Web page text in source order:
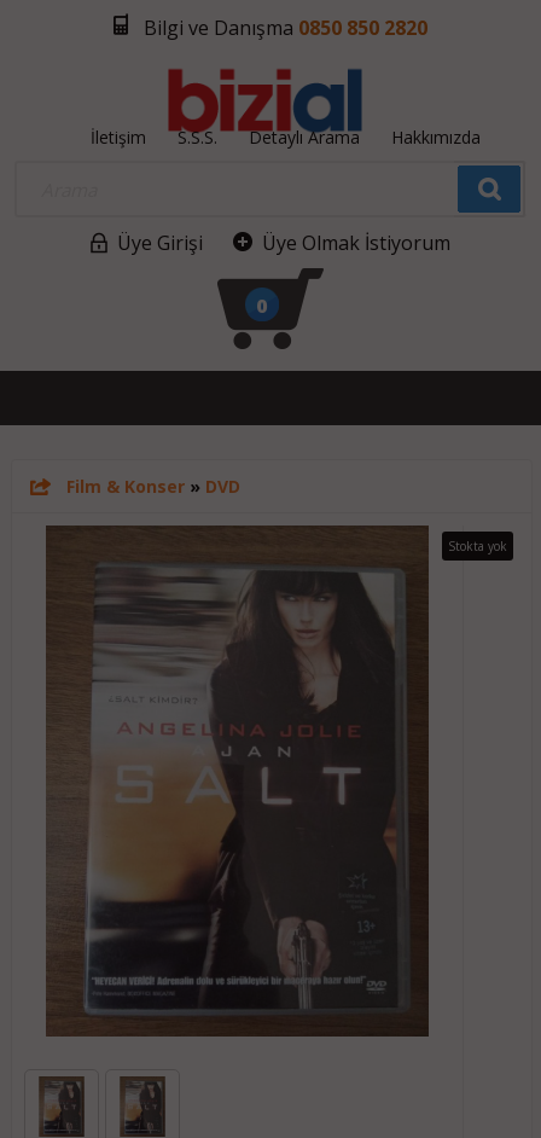
Bilgi ve Danışma 0850 850 2820
İletişim S.S.S. Detaylı Arama Hakkımızda
Üye Girişi Üye Olmak İstiyorum
0
Film & Konser» DVD
Stokta yok